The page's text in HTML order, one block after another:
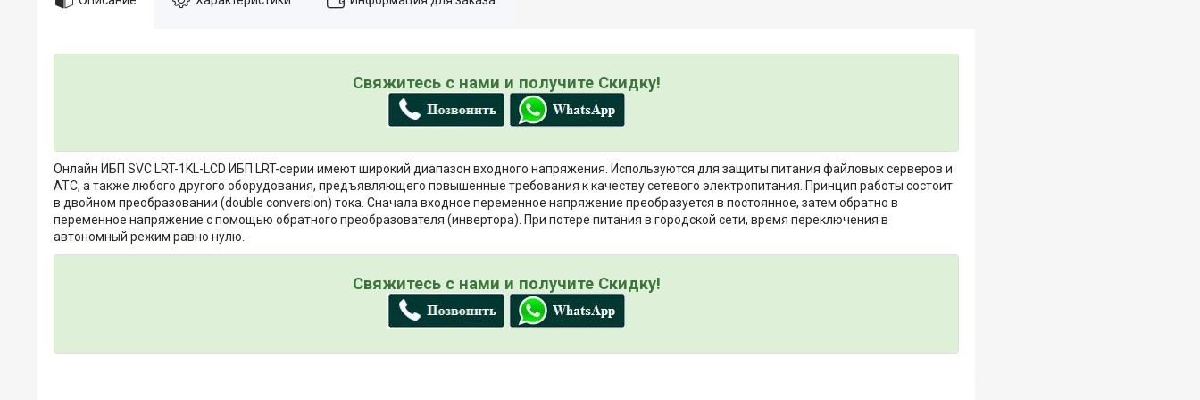
Свяжитесь с нами и получите Скидку!
Онлайн ИБП SVC LRT-1KL-LCD ИБП LRT-серии имеют широкий диапазон входного напряжения. Используются для защиты питания файловых серверов и
АТС, а также любого другого оборудования, предъявляющего повышенные требования к качеству сетевого электропитания. Принцип работы состоит
в двойном преобразовании (double conversion) тока. Сначала входное переменное напряжение преобразуется в постоянное, затем обратно в
переменное напряжение с помощью обратного преобразователя (инвертора). При потере питания в городской сети, время переключения в
автономный режим равно нулю.
Свяжитесь с нами и получите Скидку!